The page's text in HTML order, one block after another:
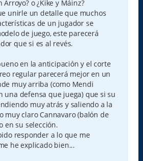
Arroyo? o ¿Kike y Máinz?
unirle un detalle que muchos
de un jugador se
de juego, este parecerá
que si es al revés.
en la anticipación y el corte
regular parecerá mejor en un
muy arriba (como Mendi
una defensa que juega) que si su
muy atrás y saliendo a la
muy claro Cannavaro (balón de
en su selección.
responder a lo que me
he explicado bien...